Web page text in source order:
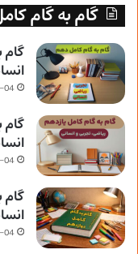
گام به گام
گام
04
گام
04
گام
04